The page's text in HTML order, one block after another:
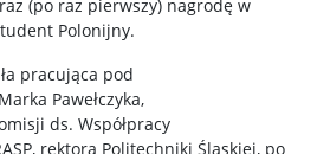
(po raz pierwszy) nagrodę w
Polonijny.
pracująca pod
Pawełczyka,
ds. Współpracy
rektora Politechniki Śląskiej, po